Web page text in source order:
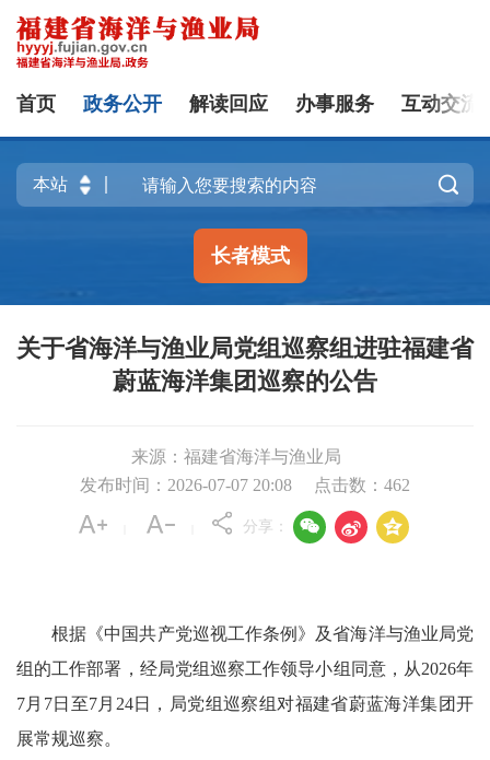
首页 政务公开 解读回应 办事服务 互动交流

长者模式
关于省海洋与渔业局党组巡察组进驻福建省
蔚蓝海洋集团巡察的公告
来源：福建省海洋与渔业局
发布时间：2026-07-07 20:08
点击数： 462
分享：   
根据《中国共产党巡视工作条例》及省海洋与渔业局党
组的工作部署，经局党组巡察工作领导小组同意，从2026年
7月7日至7月24日，局党组巡察组对福建省蔚蓝海洋集团开
展常规巡察。